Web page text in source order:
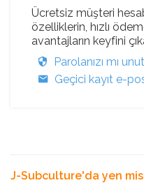
Ücretsiz müşteri
özelliklerin, hızlı
avantajların keyfini
Parolanızı mı
Geçici kayıt e-
J-Subculture'da yen